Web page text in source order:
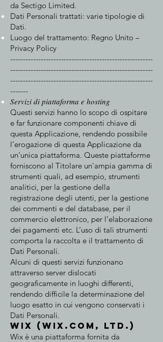
da Sectigo Limited.
Dati Personali trattati: varie tipologie di
Dati.
Luogo del trattamento: Regno Unito –
Privacy Policy
--------------------------------------------------------
--------------------------------------------------------
--------------------------------------------------------
-------​
Servizi di piattaforma e hosting
Questi servizi hanno lo scopo di ospitare
e far funzionare componenti chiave di
questa Applicazione, rendendo possibile
l’erogazione di questa Applicazione da
un’unica piattaforma. Queste piattaforme
forniscono al Titolare un'ampia gamma di
strumenti quali, ad esempio, strumenti
analitici, per la gestione della
registrazione degli utenti, per la gestione
dei commenti e del database, per il
commercio elettronico, per l’elaborazione
dei pagamenti etc. L’uso di tali strumenti
comporta la raccolta e il trattamento di
Dati Personali.
Alcuni di questi servizi funzionano
attraverso server dislocati
geograficamente in luoghi differenti,
rendendo difficile la determinazione del
luogo esatto in cui vengono conservati i
Dati Personali.
Wix (Wix.com, Ltd.)
Wix è una piattaforma fornita da